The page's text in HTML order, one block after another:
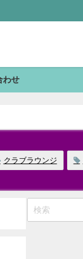
わせ
クラブラウンジ